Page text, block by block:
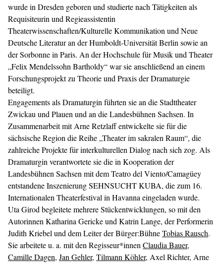
wurde in Dresden geboren und studierte nach Tätigkeiten als
Requisiteurin und Regieassistentin
Theaterwissenschaften/Kulturelle Kommunikation und Neue
Deutsche Literatur an der Humboldt-Universität Berlin sowie an
der Sorbonne in Paris. An der Hochschule für Musik und Theater
„Felix Mendelssohn Bartholdy“ war sie anschließend an einem
Forschungsprojekt zu Theorie und Praxis der Dramaturgie
beteiligt.
Engagements als Dramaturgin führten sie an die Stadttheater
Zwickau und Plauen und an die Landesbühnen Sachsen. In
Zusammenarbeit mit Arne Retzlaff entwickelte sie für die
sächsische Region die Reihe „Theater im sakralen Raum“, die
zahlreiche Projekte für interkulturellen Dialog nach sich zog. Als
Dramaturgin verantwortete sie die in Kooperation der
Landesbühnen Sachsen mit dem Teatro del Viento/Camagüey
entstandene Inszenierung SEHNSUCHT KUBA, die zum 16.
Internationalen Theaterfestival in Havanna eingeladen wurde.
Uta Girod begleitete mehrere Stückentwicklungen, so mit den
Autorinnen Katharina Gericke und Katrin Lange, der Performerin
Judith Kriebel und dem Leiter der Bürger:BühneTobias Rausch.
Sie arbeitete u. a. mit den Regisseur*innen Claudia Bauer,
Camille Dagen, Jan Gehler, Tilmann Köhler, Axel Richter, Arne